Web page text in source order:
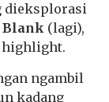
dieksplorasi
Blank (lagi),
highlight.
ngambil
kadang